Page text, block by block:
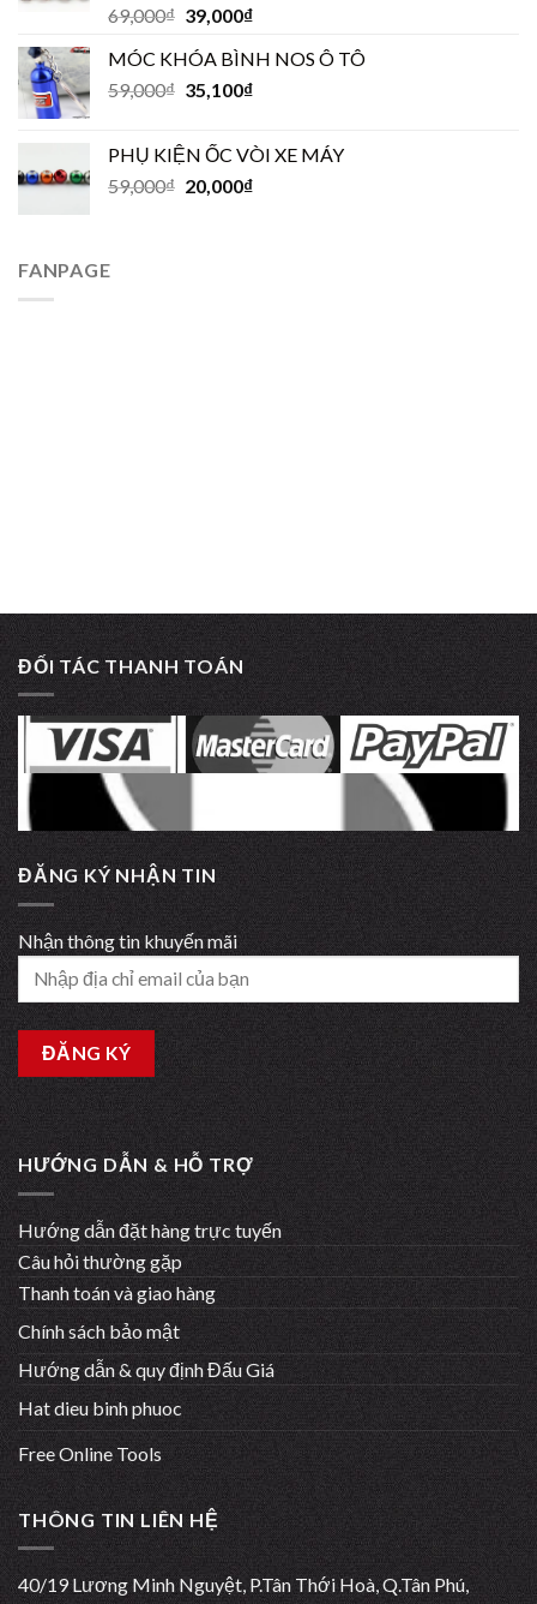
Được xếp
hạng
5
sao
69,000₫ 39,000₫
MÓC KHÓA BÌNH NOS Ô TÔ
59,000₫ 35,100₫
PHỤ KIỆN ỐC VÒI XE MÁY
59,000₫ 20,000₫
FANPAGE
ĐỐI TÁC THANH TOÁN
ĐĂNG KÝ NHẬN TIN
Nhận thông tin khuyến mãi
HƯỚNG DẪN & HỖ TRỢ
Hướng dẫn đặt hàng trực tuyến
Câu hỏi thường gặp
Thanh toán và giao hàng
Chính sách bảo mật
Hướng dẫn & quy định Đấu Giá
Hat dieu binh phuoc
Free Online Tools
THÔNG TIN LIÊN HỆ
40/19 Lương Minh Nguyệt, P.Tân Thới Hoà, Q.Tân Phú,